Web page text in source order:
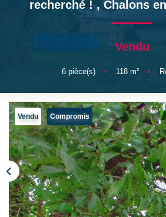
NOTRE
Qui Sommes
CONTACT
recherché !, Chalons
Vendu
6pièce(s) • 118m² •
Vendu Compromis